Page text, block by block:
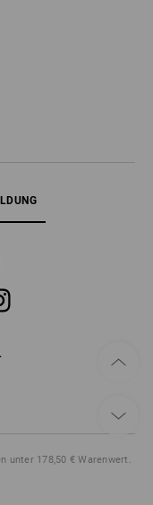
unter 178,50 € Warenwert.